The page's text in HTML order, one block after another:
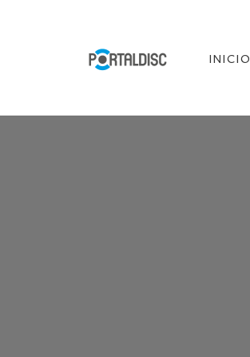
INICIO